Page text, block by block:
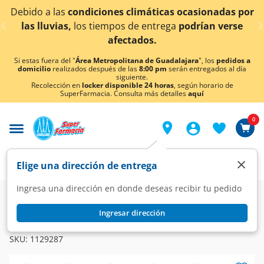
< div class="carousel-inner">
lascondiciones climáticas ocasionadas por
los tiempos de entregapodrían verse
¡Ahora
Si estas fuera del "Área Metropolitana de Guadalajara", los pedidos a
domicilio realizados después de las8:00 pm serán entregados al día
siguiente.
Recolección en locker disponible 24 horas, según horario de
SuperFarmacia. Consulta más detallesaquí
Elige una dirección de entrega
Ingresa una dirección en donde deseas recibir tu pedido
Ingresar dirección
×
0
Farmacia Vitaminas y Suplementos Multivitaminas
Aminoter 2187 mg, 30 Cápsulas.
SKU: 1129287